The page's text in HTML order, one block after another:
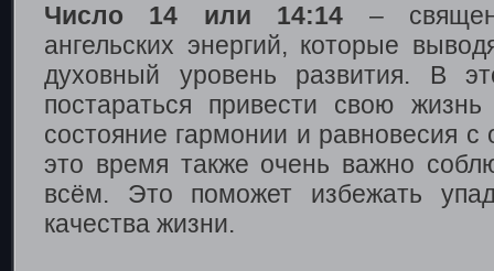
Число 14 или 14:14 –
ангельских энергий, которые
духовный уровень развития. В
постараться привести свою
состояние гармонии и равновесия
это время также очень важно
всём. Это поможет избежать
качества жизни.